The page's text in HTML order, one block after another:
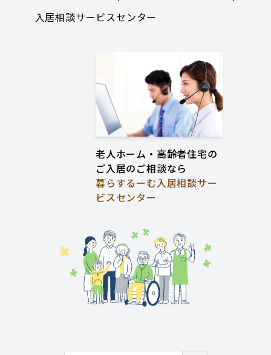
入居相談サービスセンター
老人ホーム・高齢者住宅の
ご入居のご相談なら
暮らするーむ入居相談サー
ビスセンター